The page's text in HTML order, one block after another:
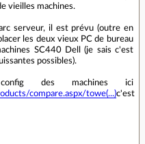
vieilles machines.
serveur, il est prévu (outre en
les deux vieux PC de bureau
SC440 Dell (je sais c'est
possibles).
des machines ici
compare.aspx/towe(...)c'est